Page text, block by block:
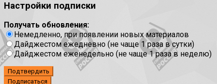
Настройки подписки
Получать обновления:
Немедленно, при появлении новых материалов
Дайджестом ежедневно (не чаще 1 раза в сутки)
Дайджестом еженедельно (не чаще 1 раза в неделю)
Подтвердить